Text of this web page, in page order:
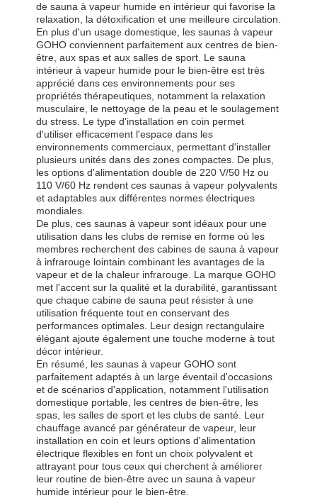
de sauna à vapeur humide en intérieur qui favorise la
relaxation, la détoxification et une meilleure circulation.
En plus d'un usage domestique, les saunas à vapeur
GOHO conviennent parfaitement aux centres de bien-
être, aux spas et aux salles de sport. Le sauna
intérieur à vapeur humide pour le bien-être est très
apprécié dans ces environnements pour ses
propriétés thérapeutiques, notamment la relaxation
musculaire, le nettoyage de la peau et le soulagement
du stress. Le type d'installation en coin permet
d'utiliser efficacement l'espace dans les
environnements commerciaux, permettant d'installer
plusieurs unités dans des zones compactes. De plus,
les options d'alimentation double de 220 V/50 Hz ou
110 V/60 Hz rendent ces saunas à vapeur polyvalents
et adaptables aux différentes normes électriques
mondiales.
De plus, ces saunas à vapeur sont idéaux pour une
utilisation dans les clubs de remise en forme où les
membres recherchent des cabines de sauna à vapeur
à infrarouge lointain combinant les avantages de la
vapeur et de la chaleur infrarouge. La marque GOHO
met l'accent sur la qualité et la durabilité, garantissant
que chaque cabine de sauna peut résister à une
utilisation fréquente tout en conservant des
performances optimales. Leur design rectangulaire
élégant ajoute également une touche moderne à tout
décor intérieur.
En résumé, les saunas à vapeur GOHO sont
parfaitement adaptés à un large éventail d'occasions
et de scénarios d'application, notamment l'utilisation
domestique portable, les centres de bien-être, les
spas, les salles de sport et les clubs de santé. Leur
chauffage avancé par générateur de vapeur, leur
installation en coin et leurs options d'alimentation
électrique flexibles en font un choix polyvalent et
attrayant pour tous ceux qui cherchent à améliorer
leur routine de bien-être avec un sauna à vapeur
humide intérieur pour le bien-être.